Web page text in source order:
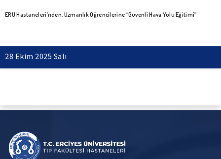
ERÜ Hastaneleri’nden, Uzmanlık Öğrencilerine “Güvenli Hava Yolu Eğitimi”
28 Ekim 2025 Salı